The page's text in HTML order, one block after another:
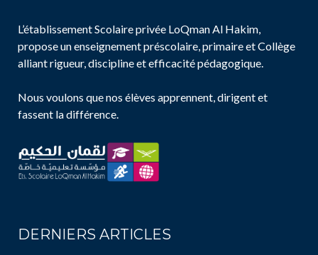
L’établissement Scolaire privée LoQman Al Hakim,
propose un enseignement préscolaire, primaire et Collège
alliant rigueur, discipline et efficacité pédagogique.
Nous voulons que nos élèves apprennent, dirigent et
fassent la différence.
DERNIERS ARTICLES